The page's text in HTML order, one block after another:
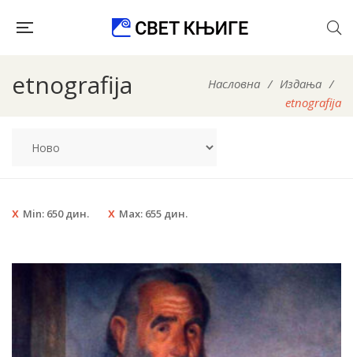
etnografija Насловна / Издања /
etnografija
Min: 650дин. Max: 655 дин.